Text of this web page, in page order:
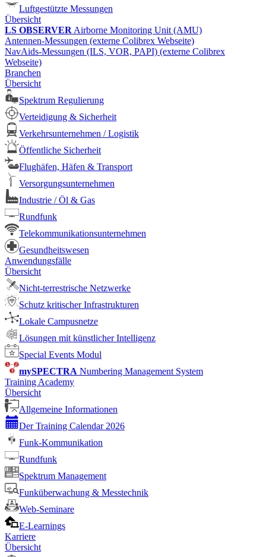
Luftgestützte Messungen
Übersicht
LS OBSERVER Airborne Monitoring Unit (AMU)
Antennen-Messungen (externe Colibrex Webseite)
NavAids-Messungen (ILS, VOR, PAPI) (externe Colibrex
Webseite)
Branchen
Übersicht
Spektrum Regulierung
Verteidigung & Sicherheit
Verkehrsunternehmen / Logistik
Öffentliche Sicherheit
Flughäfen, Häfen & Transport
Versorgungsunternehmen
Industrie / Öl & Gas
Rundfunk
Telekommunikationsunternehmen
Gesundheitswesen
Anwendungsfälle
Übersicht
Nicht-terrestrische Netzwerke
Schutz kritischer Infrastrukturen
Lokale Campusnetze
Lösungen mit künstlicher Intelligenz
Special Events Modul
mySPECTRA Numbering Management System
Training Academy
Übersicht
Allgemeine Informationen
Der Training Calendar 2026
Funk-Kommunikation
Rundfunk
Spektrum Management
Funküberwachung & Messtechnik
Web-Seminare
E-Learnings
Karriere
Übersicht